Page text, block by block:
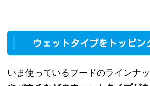
ウェットタイプをトッピン
いま使っているフードのラインナッ